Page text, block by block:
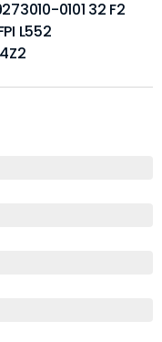
0101 32 F2
L552